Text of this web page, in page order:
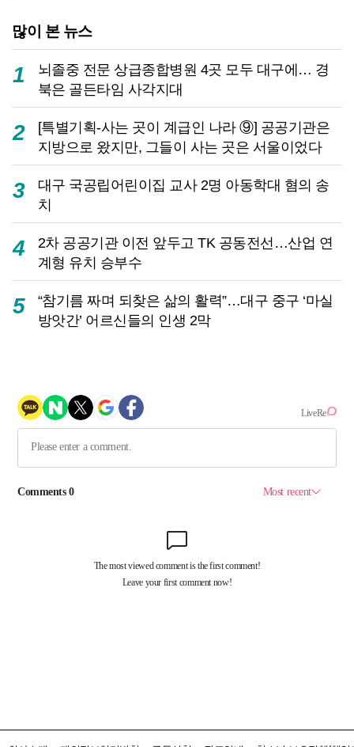
많이 본 뉴스
1
뇌졸중 전문 상급종합병원 4곳 모두 대구에… 경
북은 골든타임 사각지대
2
[특별기획-사는 곳이 계급인 나라 ⑨] 공공기관은
지방으로 왔지만, 그들이 사는 곳은 서울이었다
3
대구 국공립어린이집 교사 2명 아동학대 혐의 송
치
4
2차 공공기관 이전 앞두고 TK 공동전선…산업 연
계형 유치 승부수
5
“참기름 짜며 되찾은 삶의 활력”…대구 중구 ‘마실
방앗간’ 어르신들의 인생 2막